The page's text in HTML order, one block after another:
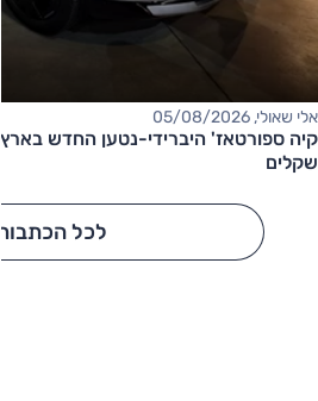
אלי שאולי, 05/08/2026
שקלים
לכל הכתבות